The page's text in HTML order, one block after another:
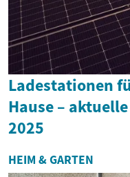
Ladestationen
Hause –
2025
HEIM & GARTEN